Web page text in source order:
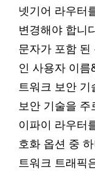
넷기어 라우터
변경해야 합니
문자가 포함
인 사용자 이
트워크 보안
보안 기술을
이파이 라우터
호화 옵션 중
트워크 트래픽